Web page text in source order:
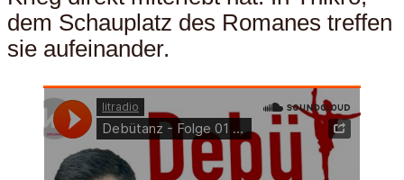
dem Schauplatz des Romanes treffen
sie aufeinander.